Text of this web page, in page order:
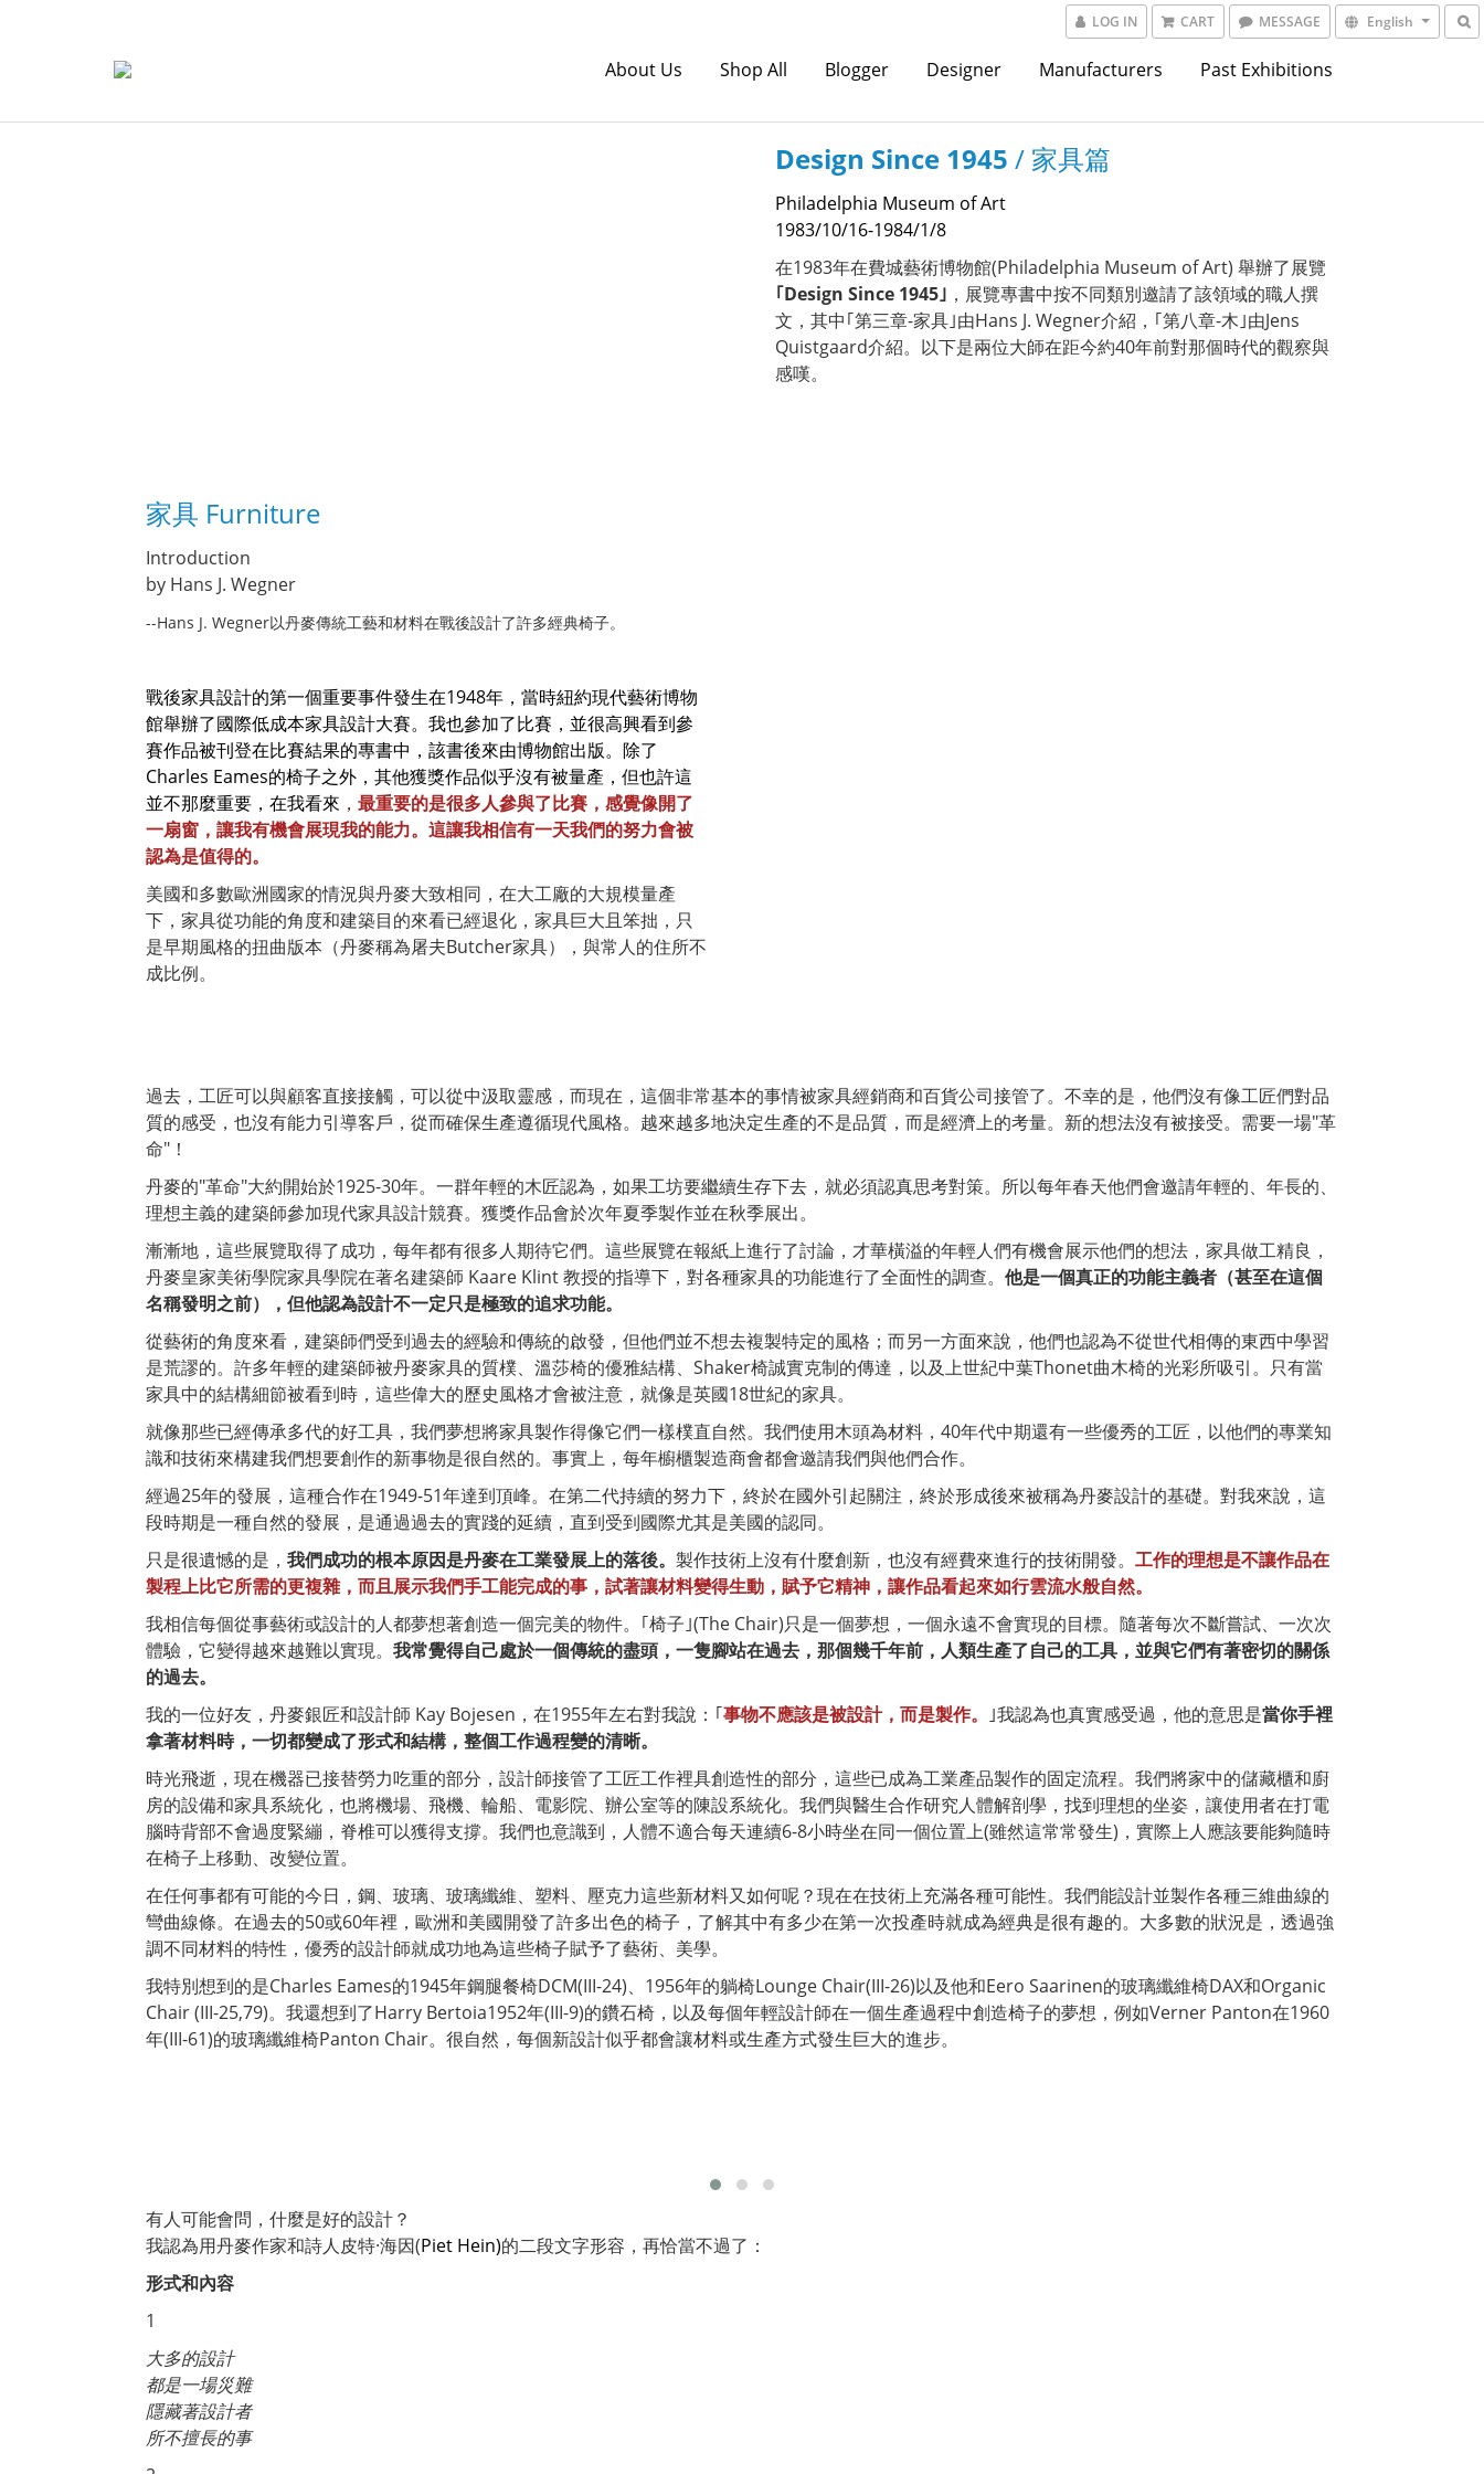
LOG IN CART MESSAGE English
About Us Shop All Blogger Designer Manufacturers Past Exhibitions
Design Since 1945 / 家具篇
Philadelphia Museum of Art
1983/10/16-1984/1/8
在1983年在費城藝術博物館(Philadelphia Museum of Art) 舉辦了展覽
｢Design Since 1945｣ ，展覽專書中按不同類別邀請了該領域的職人撰
文，其中｢第三章-家具｣由Hans J. Wegner介紹，｢第八章-木｣由Jens
Quistgaard介紹。以下是兩位大師在距今約40年前對那個時代的觀察與
感嘆。
家具 Furniture
Introduction
by Hans J. Wegner
--Hans J. Wegner以丹麥傳統工藝和材料在戰後設計了許多經典椅子。
戰後家具設計的第一個重要事件發生在1948年，當時紐約現代藝術博物
館舉辦了國際低成本家具設計大賽。我也參加了比賽，並很高興看到參
賽作品被刊登在比賽結果的專書中，該書後來由博物館出版。除了
Charles Eames的椅子之外，其他獲獎作品似乎沒有被量產，但也許這
並不那麼重要，在我看來 ， 最重要的是很多人參與了比賽，感覺像開了
一扇窗，讓我有機會展現我的能力。這讓我相信有一天我們的努力會被
認為是值得的。
美國和多數歐洲國家的情況與丹麥大致相同，在大工廠的大規模量產
下，家具從功能的角度和建築目的來看已經退化，家具巨大且笨拙，只
是早期風格的扭曲版本（丹麥稱為屠夫Butcher家具），與常人的住所不
成比例。
過去，工匠可以與顧客直接接觸，可以從中汲取靈感，而現在，這個非常基本的事情被家具經銷商和百貨公司接管了。不幸的是，他們沒有像工匠們對品
質的感受，也沒有能力引導客戶，從而確保生產遵循現代風格。越來越多地決定生產的不是品質，而是經濟上的考量。新的想法沒有被接受。需要一場"革
命"！
丹麥的"革命"大約開始於1925-30年。一群年輕的木匠認為，如果工坊要繼續生存下去，就必須認真思考對策。所以每年春天他們會邀請年輕的、年長的、
理想主義的建築師參加現代家具設計競賽。獲獎作品會於次年夏季製作並在秋季展出。
漸漸地，這些展覽取得了成功，每年都有很多人期待它們。這些展覽在報紙上進行了討論，才華橫溢的年輕人們有機會展示他們的想法，家具做工精良，
丹麥皇家美術學院家具學院在著名建築師 Kaare Klint 教授的指導下，對各種家具的功能進行了全面性的調查。 他是一個真正的功能主義者（甚至在這個
名稱發明之前），但他認為設計不一定只是極致的追求功能。
從藝術的角度來看，建築師們受到過去的經驗和傳統的啟發，但他們並不想去複製特定的風格；而另一方面來說，他們也認為不從世代相傳的東西中學習
是荒謬的。許多年輕的建築師被丹麥家具的質樸、溫莎椅的優雅結構、Shaker椅誠實克制的傳達，以及上世紀中葉Thonet曲木椅的光彩所吸引。只有當
家具中的結構細節被看到時，這些偉大的歷史風格才會被注意，就像是英國18世紀的家具。
就像那些已經傳承多代的好工具，我們夢想將家具製作得像它們一樣樸直自然。我們使用木頭為材料，40年代中期還有一些優秀的工匠，以他們的專業知
識和技術來構建我們想要創作的新事物是很自然的。事實上，每年櫥櫃製造商會都會邀請我們與他們合作。
經過25年的發展，這種合作在1949-51年達到頂峰。在第二代持續的努力下，終於在國外引起關注，終於形成後來被稱為丹麥設計的基礎。對我來說，這
段時期是一種自然的發展，是通過過去的實踐的延續，直到受到國際尤其是美國的認同。
只是很遺憾的是， 我們成功的根本原因是丹麥在工業發展上的落後。 製作技術上沒有什麼創新，也沒有經費來進行的技術開發。 工作的理想是不讓作品在
製程上比它所需的更複雜，而且展示我們手工能完成的事，試著讓材料變得生動，賦予它精神，讓作品看起來如行雲流水般自然。
我相信每個從事藝術或設計的人都夢想著創造一個完美的物件。｢椅子｣(The Chair)只是一個夢想，一個永遠不會實現的目標。隨著每次不斷嘗試、一次次
體驗，它變得越來越難以實現。 我常覺得自己處於一個傳統的盡頭，一隻腳站在過去，那個幾千年前，人類生產了自己的工具，並與它們有著密切的關係
的過去。
我的一位好友，丹麥銀匠和設計師 Kay Bojesen，在1955年左右對我說：｢事物不應該是被設計，而是製作。 ｣我認為也真實感受過，他的意思是當你手裡
拿著材料時，一切都變成了形式和結構，整個工作過程變的清晰。
時光飛逝，現在機器已接替勞力吃重的部分，設計師接管了工匠工作裡具創造性的部分，這些已成為工業產品製作的固定流程。我們將家中的儲藏櫃和廚
房的設備和家具系統化，也將機場、飛機、輪船、電影院、辦公室等的陳設系統化。我們與醫生合作研究人體解剖學，找到理想的坐姿，讓使用者在打電
腦時背部不會過度緊繃，脊椎可以獲得支撐。我們也意識到，人體不適合每天連續6-8小時坐在同一個位置上(雖然這常常發生)，實際上人應該要能夠隨時
在椅子上移動、改變位置。
在任何事都有可能的今日，鋼、玻璃、玻璃纖維、塑料、壓克力這些新材料又如何呢？現在在技術上充滿各種可能性。我們能設計並製作各種三維曲線的
彎曲線條。在過去的50或60年裡，歐洲和美國開發了許多出色的椅子，了解其中有多少在第一次投產時就成為經典是很有趣的。大多數的狀況是，透過強
調不同材料的特性，優秀的設計師就成功地為這些椅子賦予了藝術、美學。
我特別想到的是Charles Eames的1945年鋼腿餐椅DCM(III-24)、1956年的躺椅Lounge Chair(III-26)以及他和Eero Saarinen的玻璃纖維椅DAX和Organic
Chair (III-25,79)。我還想到了Harry Bertoia1952年(III-9)的鑽石椅，以及每個年輕設計師在一個生產過程中創造椅子的夢想，例如Verner Panton在1960
年(III-61)的玻璃纖維椅Panton Chair。很自然，每個新設計似乎都會讓材料或生產方式發生巨大的進步。
有人可能會問，什麼是好的設計？
我認為用丹麥作家和詩人皮特·海因(Piet Hein)的二段文字形容，再恰當不過了：
形式和內容
1
大多的設計
都是一場災難
隱藏著設計者
所不擅長的事